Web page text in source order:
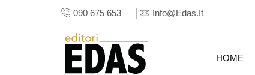
090 675 653 Info@edas.it
HOME